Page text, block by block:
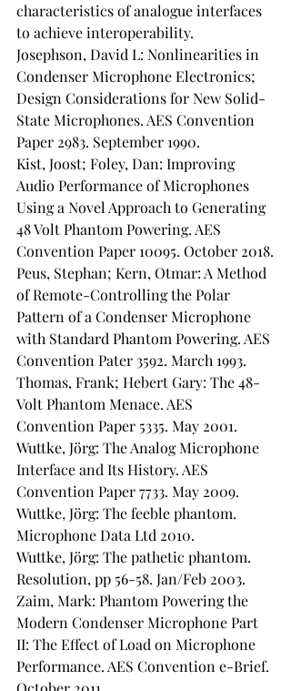
characteristics of analogue interfaces
to achieve interoperability.
Josephson, David L: Nonlinearities in
Condenser Microphone Electronics;
Design Considerations for New Solid-
State Microphones. AES Convention
Paper 2983. September 1990.
Kist, Joost; Foley, Dan: Improving
Audio Performance of Microphones
Using a Novel Approach to Generating
48 Volt Phantom Powering. AES
Convention Paper 10095. October 2018.
Peus, Stephan; Kern, Otmar: A Method
of Remote-Controlling the Polar
Pattern of a Condenser Microphone
with Standard Phantom Powering. AES
Convention Pater 3592. March 1993.
Thomas, Frank; Hebert Gary: The 48-
Volt Phantom Menace. AES
Convention Paper 5335. May 2001.
Wuttke, Jörg: The Analog Microphone
Interface and Its History. AES
Convention Paper 7733. May 2009.
Wuttke, Jörg: The feeble phantom.
Microphone Data Ltd 2010.
Wuttke, Jörg: The pathetic phantom.
Resolution, pp 56-58. Jan/Feb 2003.
Zaim, Mark: Phantom Powering the
Modern Condenser Microphone Part
II: The Effect of Load on Microphone
Performance. AES Convention e-Brief.